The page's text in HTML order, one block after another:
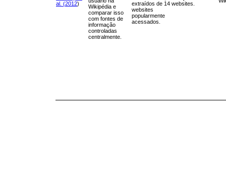
al. (2012)
Wikipédia e
comparar isso
com fontes de
informação
controladas
centralmente.
extraídos de 14
websites
popularmente
acessados.
websites.